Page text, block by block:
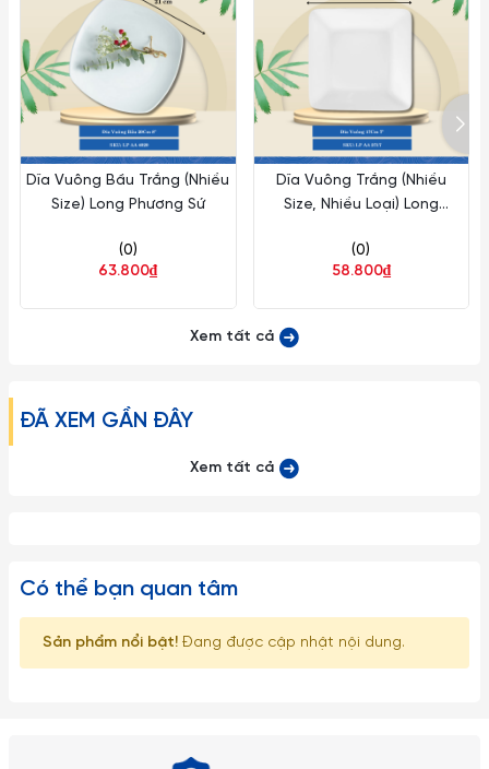
Dĩa Vuông Bầu Trắng (Nhiều
Size) Long Phương Sứ
(0)
63.800₫
Dĩa Vuông Trắng (Nhiều
Size, Nhiều Loại) Long
(0)
58.800₫
Xem tất cả
ĐÃ XEM GẦN ĐÂY
Xem tất cả
Có thể bạn quan tâm
Sản phẩm nổi bật! Đang được cập nhật nội dung.